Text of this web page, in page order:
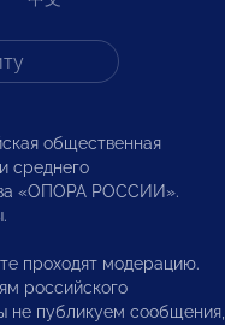
общественная
среднего
«ОПОРА РОССИИ».
проходят модерацию.
российского
не публикуем сообщения,